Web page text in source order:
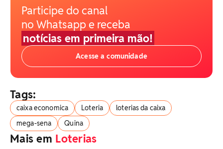
Participe do canal
no Whatsapp e receba
notícias em primeira mão!
Acesse a comunidade
Tags:
caixa economica Loteria
loterias da caixa
mega-sena
Quina
Mais em Loterias